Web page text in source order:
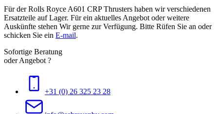
Für der Rolls Royce A601 CRP Thrusters haben wir verschiedenen
Ersatzteile auf Lager. Für ein aktuelles Angebot oder weitere
Auskünfte stehen Wir gerne zur Verfügung. Bitte Rüfen Sie an oder
schicken Sie ein E-mail.
Sofortige Beratung
oder Angebot ?
+31 (0) 26 325 23 28